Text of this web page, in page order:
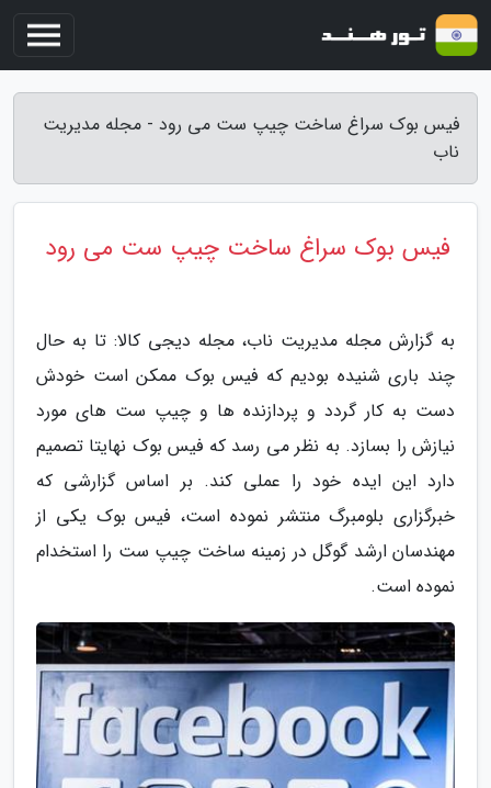
فیس بوک سراغ ساخت چیپ ست می رود - مجله مدیریت
ناب
فیس بوک سراغ ساخت چیپ ست می رود
به گزارش مجله مدیریت ناب، مجله دیجی کالا: تا به حال
چند باری شنیده بودیم که فیس بوک ممکن است خودش
دست به کار گردد و پردازنده ها و چیپ ست های مورد
نیازش را بسازد. به نظر می رسد که فیس بوک نهایتا تصمیم
دارد این ایده خود را عملی کند. بر اساس گزارشی که
خبرگزاری بلومبرگ منتشر نموده است، فیس بوک یکی از
مهندسان ارشد گوگل در زمینه ساخت چیپ ست را استخدام
نموده است.